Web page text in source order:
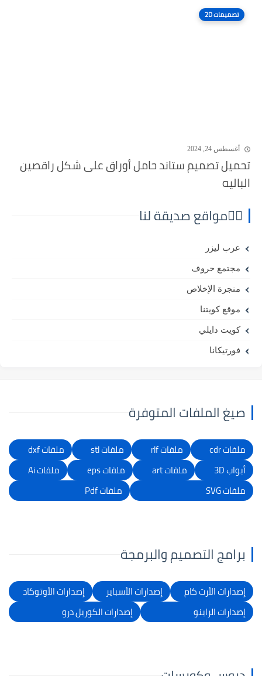
تصميمات 2D
أغسطس 24, 2024
تحميل تصميم ستاند حامل أوراق على شكل راقصين
الباليه
⛓️‍💥مواقع صديقة لنا
عرب ليزر
مجتمع حروف
منجرة الإخلاص
موقع كويتنا
كويت دايلي
فورتيكانا
صيغ الملفات المتوفرة
ملفات cdr ملفات rlf ملفات stl
ملفات dxf
أبواب 3D
ملفات art ملفات eps
ملفات Ai
ملفات SVG
ملفات Pdf
برامج التصميم والبرمجة
إصدارات الأرت كام إصدارات الأسباير
إصدارات الأوتوكاد
إصدارات الراينو
إصدارات الكوريل درو